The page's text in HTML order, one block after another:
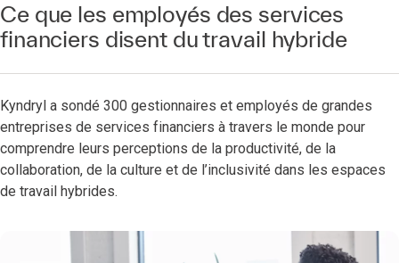
Ce que les employés des services
financiers disent du travail hybride
Kyndryl a sondé 300 gestionnaires et employés de grandes
entreprises de services financiers à travers le monde pour
comprendre leurs perceptions de la productivité, de la
collaboration, de la culture et de l’inclusivité dans les espaces
de travail hybrides.